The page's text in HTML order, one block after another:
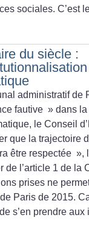
sociales. C’est
du siècle :
administratif de
fautive » dans
le Conseil
que la trajectoire
être respectée »,
de l’article 1 de la
prises ne
Paris de 2015.
s’en prendre